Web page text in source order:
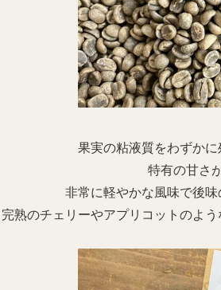
果実の粘液質をわずか
特有の甘さ
非常に軽やかな風味で後
完熟のチェリーやアプリコットのよ